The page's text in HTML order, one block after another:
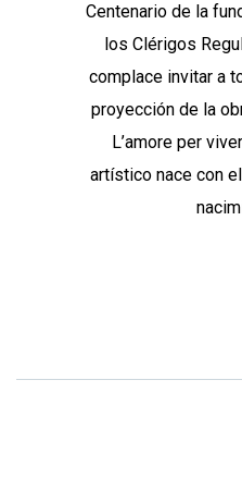
Centenario de la
los Clérigos
complace invitar a
proyección de la
L’amore per
artístico nace con